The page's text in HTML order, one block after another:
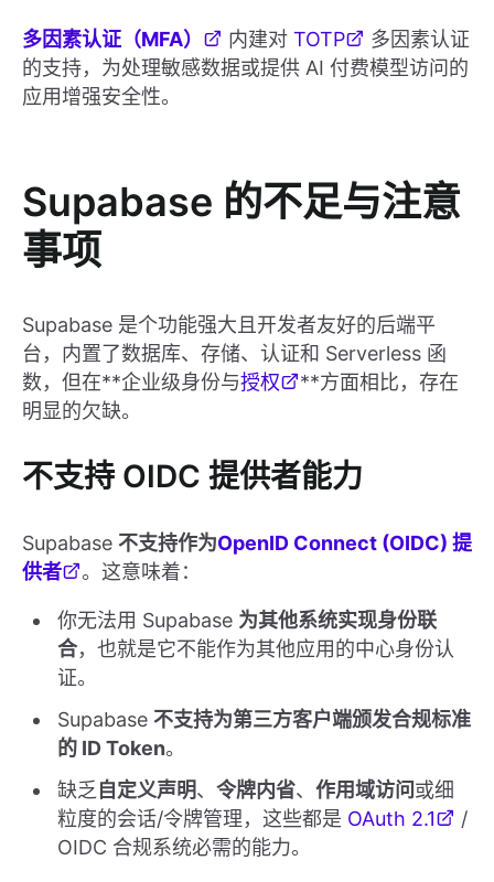
多因素认证（MFA） 内建对 TOTP
多因素认证
的支持，为处理敏感数据或提供 AI 付费模型访问的
应用增强安全性。
Supabase 的不足与注意
事项
Supabase 是个功能强大且开发者友好的后端平
台，内置了数据库、存储、认证和 Serverless 函
数，但在**企业级身份与授权
**方面相比，存在
明显的欠缺。
不支持 OIDC 提供者能力
Supabase 不支持作为OpenID Connect (OIDC) 提
供者
。这意味着：
你无法用 Supabase 为其他系统实现身份联
合，也就是它不能作为其他应用的中心身份认
证。
Supabase 不支持为第三方客户端颁发合规标准
的 ID Token。
缺乏 自定义声明、 令牌内省、 作用域访问或细
粒度的会话/令牌管理，这些都是 OAuth 2.1
/
OIDC 合规系统必需的能力。